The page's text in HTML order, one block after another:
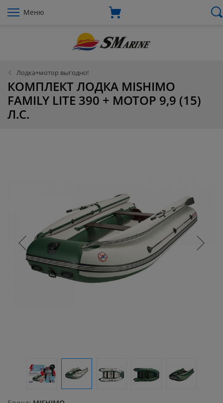
Меню
Лодка+мотор выгодно!
КОМПЛЕКТ ЛОДКА MISHIMO
FAMILY LITE 390 + МОТОР 9,9 (15)
Л.С.